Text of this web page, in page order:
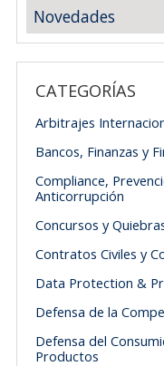
Novedades
CATEGORÍAS
Arbitrajes
Bancos, Finanzas y
Compliance,
Anticorrupción
Concursos y
Contratos Civiles y
Data Protection &
Defensa de la
Defensa del
Productos